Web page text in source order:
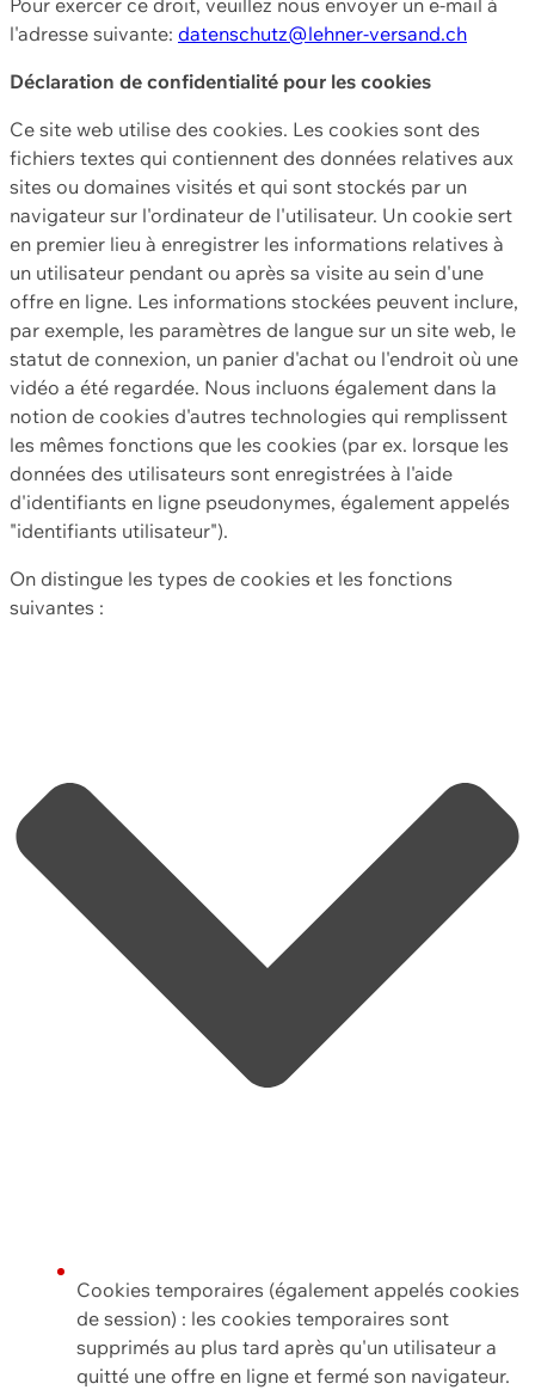
l'adresse suivante: datenschutz@lehner-versand.ch
Déclaration de confidentialité pour les cookies
Ce site web utilise des cookies. Les cookies sont des
fichiers textes qui contiennent des données relatives aux
sites ou domaines visités et qui sont stockés par un
navigateur sur l'ordinateur de l'utilisateur. Un cookie sert
en premier lieu à enregistrer les informations relatives à
un utilisateur pendant ou après sa visite au sein d'une
offre en ligne. Les informations stockées peuvent inclure,
par exemple, les paramètres de langue sur un site web, le
statut de connexion, un panier d'achat ou l'endroit où une
vidéo a été regardée. Nous incluons également dans la
notion de cookies d'autres technologies qui remplissent
les mêmes fonctions que les cookies (par ex. lorsque les
données des utilisateurs sont enregistrées à l'aide
d'identifiants en ligne pseudonymes, également appelés
"identifiants utilisateur").
On distingue les types de cookies et les fonctions
suivantes :
Cookies temporaires (également appelés cookies
de session) : les cookies temporaires sont
supprimés au plus tard après qu'un utilisateur a
quitté une offre en ligne et fermé son navigateur.